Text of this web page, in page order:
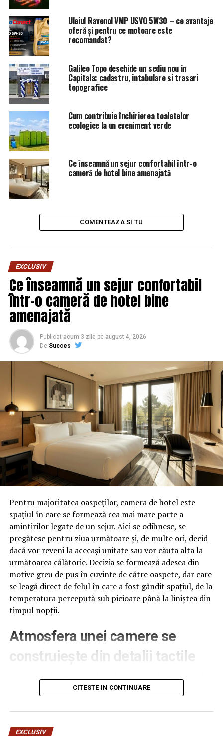
NU RATATI
Au furat cot la cot cu cei mai veroși ”corupți”, i-au
protejat, și-au pus bănișorii bine și i-au exterminat pe
toți cei ce gândeau cu capul lor și îi puteau pune în
pericol
Uleiul Ravenol VMP USVO 5W30 – ce avantaje
oferă și pentru ce motoare este
recomandat?
Galileo Topo deschide un sediu nou in
Capitala: cadastru, intabulare si trasari
topografice
Cum contribuie închirierea toaletelor
ecologice la un eveniment verde
Ce înseamnă un sejur confortabil într-o
cameră de hotel bine amenajată
COMENTEAZA SI TU
EXCLUSIV
Ce înseamnă un sejur confortabil
într-o cameră de hotel bine
amenajată
Publicat acum 3 zile pe august 4, 2026
De Succes
Pentru majoritatea oaspeților, camera de hotel este
spațiul în care se formează cea mai mare parte a
amintirilor legate de un sejur. Aici se odihnesc, se
pregătesc pentru ziua următoare și, de multe ori, decid
dacă vor reveni la aceeași unitate sau vor căuta alta la
următoarea călătorie. Decizia se formează adesea din
motive greu de pus în cuvinte de către oaspete, dar care
se leagă direct de felul în care a fost gândit spațiul, de la
temperatura percepută sub picioare până la liniștea din
timpul nopții.
Atmosfera unei camere se
construiește din detalii tactile
Contactul direct cu pardoseala este una dintre primele
senzații fizice pe care le are un oaspete atunci când
pe drum, seara târziu. Textura și moliciunea potrivite,
oferite democheta hotel
CITESTE IN CONTINUARE
EXCLUSIV